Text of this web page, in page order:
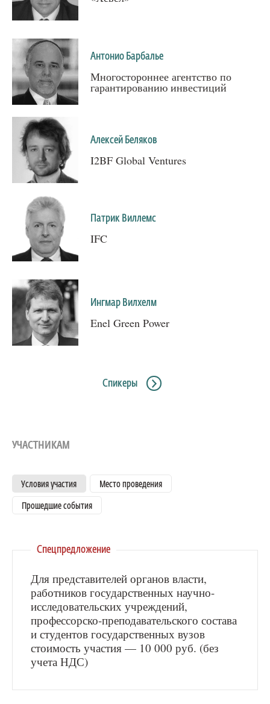
Антонио Барбалье
Многостороннее агентство по
гарантированию инвестиций
Алексей Беляков
I2BF Global Ventures
Патрик Виллемс
IFC
Ингмар Вилхелм
Enel Green Power
Спикеры
УЧАСТНИКАМ
Условия участия Место проведения
Прошедшие события
Спецпредложение
Для представителей органов власти,
работников государственных научно-
исследовательских учреждений,
профессорско-преподавательского состава
и студентов государственных вузов
стоимость участия — 10 000 руб. (без
учета НДС)